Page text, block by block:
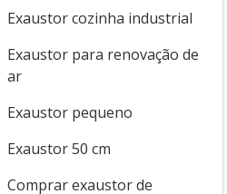
Exaustor cozinha industrial
Exaustor para renovação de
ar
Exaustor pequeno
Exaustor 50 cm
Comprar exaustor de